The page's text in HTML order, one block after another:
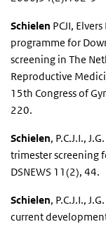
Schielen PCJI,
programme for
screening in The
Reproductive
15th Congress of
220.
Schielen, P.C.J.I.,
trimester screening
DSNEWS 11(2), 44.
Schielen, P.C.J.I.,
current